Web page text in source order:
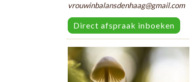
vrouwinbalansdenhaag@gmail.com
Direct afspraak inboeken